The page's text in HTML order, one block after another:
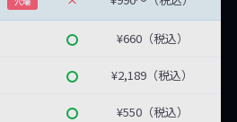
穴場
¥660（税込）
¥2,189（税込）
¥550（税込）